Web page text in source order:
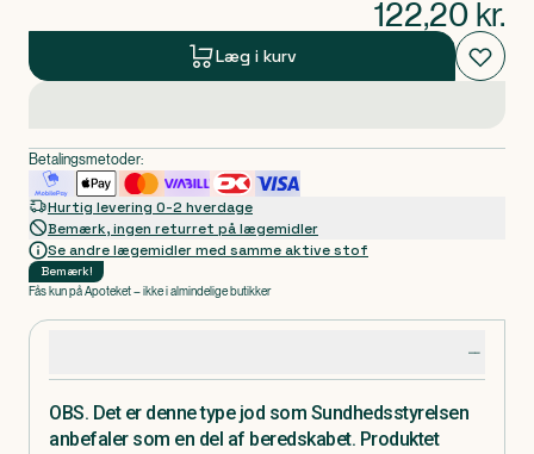
OBS. Det er denne type jod som Sundhedsstyrelsen
anbefaler som en del af beredskabet. Produktet
122,20 kr.
Læg i kurv
Betalingsmetoder:
Hurtig levering 0-2 hverdage
Bemærk, ingen returret på lægemidler
Se andre lægemidler med samme aktive stof
Bemærk!
Fås kun på Apoteket – ikke i almindelige butikker